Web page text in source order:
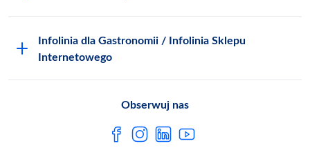
Inspektor Ochrony Danych
Metro AG
Sprawozdanie niefinansowe
Polskie Skarby Kulinarne
Zgody marketingowe
FAQ
Jak kupować w MAKRO Online
Regulaminy Klienta
Regulaminy akcji promocyjnych
Infolinia dla Gastronomii / Infolinia Sklepu
Internetowego
Obserwuj nas